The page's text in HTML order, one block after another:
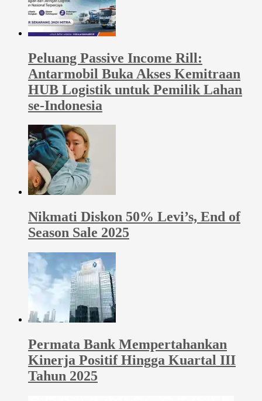
Peluang Passive Income Rill:
Antarmobil Buka Akses Kemitraan
HUB Logistik untuk Pemilik Lahan
se-Indonesia
Nikmati Diskon 50% Levi’s, End of
Season Sale 2025
Permata Bank Mempertahankan
Kinerja Positif Hingga Kuartal III
Tahun 2025